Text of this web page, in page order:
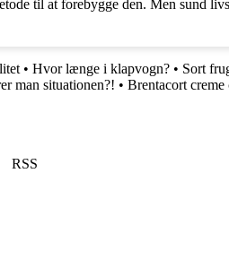
til at forebygge den. Men sund
• Hvor længe i klapvogn? • Sort
man situationen?! • Brentacort
RSS